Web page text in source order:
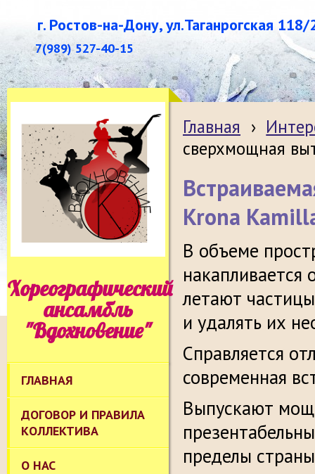
г. Ростов-на-Дону, ул.Таганрогская 118/
7(989) 527-40-15
Хореографический
ансамбль
"Вдохновение"
ГЛАВНАЯ
ДОГОВОР И ПРАВИЛА
КОЛЛЕКТИВА
О НАС
Главная ›
сверхмощная
Krona
В объеме
накапливается
летают
и удалять их
Справляется
современная
Выпускают
пределы